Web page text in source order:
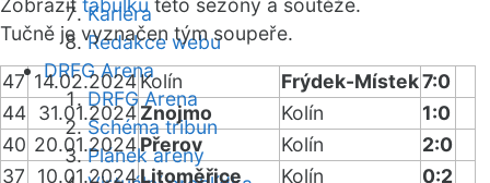
Kariéra
Redakce webu
DRFG Arena
DRFG Arena
Schéma tribun
Plánek areny
Zobrazit tabulku této sezóny a soutěže.
Tučně je vyznačen tým soupeře.
47 14.02.2024Kolín Frýdek-Místek7:0
44 31.01.2024Znojmo Kolín
1:0
40 20.01.2024Přerov Kolín
2:0
37
10.01.2024Litoměřice Kolín
0:2